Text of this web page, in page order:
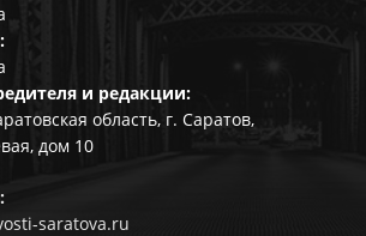
и редакции:
область, г. Саратов,
дом 10
saratova.ru